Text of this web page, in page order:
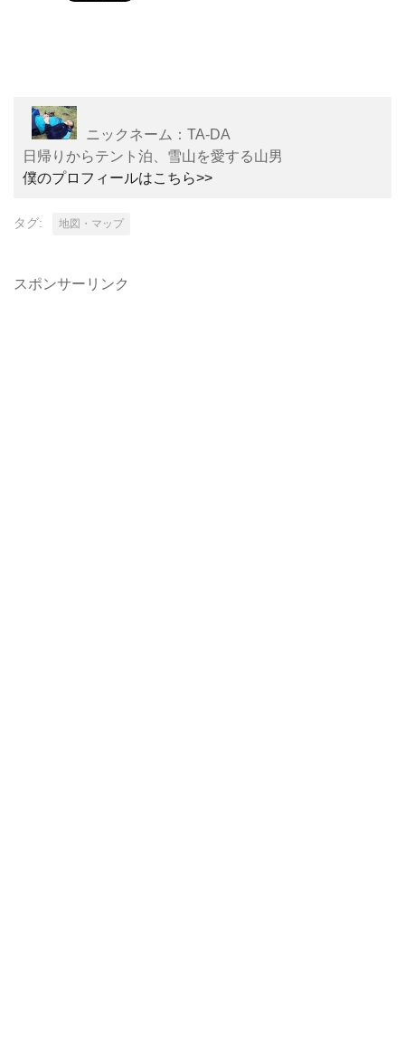
ニックネーム：TA-DA
日帰りからテント泊、雪山を愛する山男
僕のプロフィールはこちら>>
タグ: 地図・マップ
スポンサーリンク